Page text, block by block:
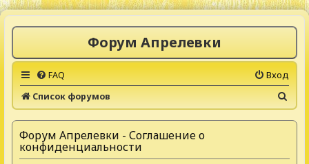
Форум Апрелевки
FAQ
Вход
Список форумов
о
Форум Апрелевки - Соглашение о
конфиденциальности